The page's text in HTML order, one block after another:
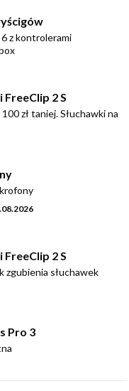
z kontrolerami
FreeClip 2 S
zł taniej. Słuchawki na
FreeClip 2 S
zgubienia słuchawek
Pro 3